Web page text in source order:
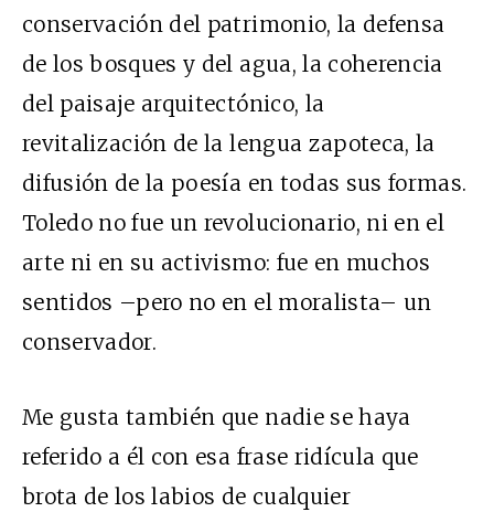
conservación del patrimonio, la defensa
de los bosques y del agua, la coherencia
del paisaje arquitectónico, la
revitalización de la lengua zapoteca, la
difusión de la poesía en todas sus formas.
Toledo no fue un revolucionario, ni en el
arte ni en su activismo: fue en muchos
sentidos –pero no en el moralista– un
conservador.
Me gusta también que nadie se haya
referido a él con esa frase ridícula que
brota de los labios de cualquier